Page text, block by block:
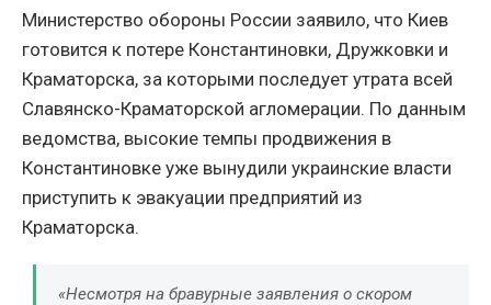
Министерство обороны России заявило, что Киев
готовится к потере Константиновки, Дружковки и
Краматорска, за которыми последует утрата всей
Славянско-Краматорской агломерации. По данным
ведомства, высокие темпы продвижения в
Константиновке уже вынудили украинские власти
приступить к эвакуации предприятий из
Краматорска.
«Несмотря на бравурные заявления о скором